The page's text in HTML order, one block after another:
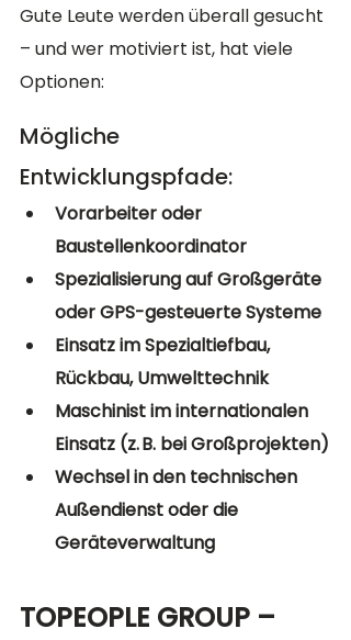
Gute Leute werden überall gesucht
– und wer motiviert ist, hat viele
Optionen:
Mögliche
Entwicklungspfade:
Vorarbeiter oder
Baustellenkoordinator
Spezialisierung auf Großgeräte
oder GPS-gesteuerte Systeme
Einsatz im Spezialtiefbau,
Rückbau, Umwelttechnik
Maschinist im internationalen
Einsatz (z. B. bei Großprojekten)
Wechsel in den technischen
Außendienst oder die
Geräteverwaltung
TOPEOPLE GROUP –